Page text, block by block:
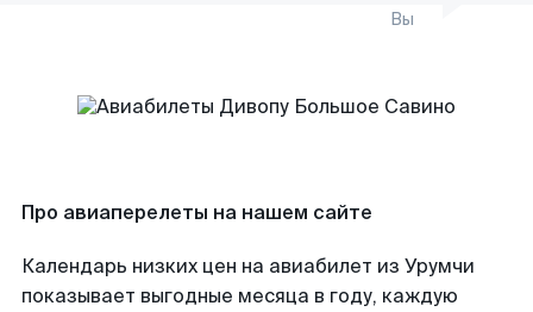
Вы
Про авиаперелеты на нашем сайте
Календарь низких цен на авиабилет из Урумчи
показывает выгодные месяца в году, каждую